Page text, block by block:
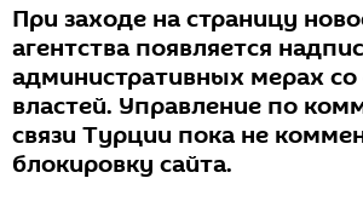
При заходе на страницу
агентства появляется
административных мерах
властей. Управление по
связи Турции пока не
блокировку сайта.